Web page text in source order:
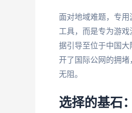
面对地域难题，专
工具，而是专为游
据引导至位于中国
开了国际公网的拥
无阻。
选择的基石